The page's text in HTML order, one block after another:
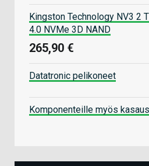
Kingston Technology NV3 2
4.0 NVMe 3D NAND
265,90 €
Datatronic pelikoneet
Komponenteille myös